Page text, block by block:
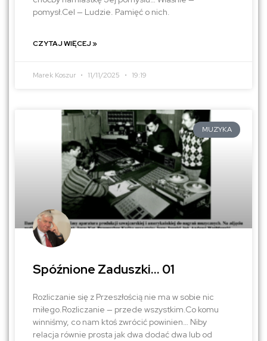
pomysł.Cel — Ludzie. Pamięć o nich.
CZYTAJ WIĘCEJ »
Marek Koszur 11/11/2025 19:19
MUZYKA
Spóźnione Zaduszki… 01
Rozliczanie się z Przeszłością nie ma w sobie nic
miłego.Rozliczanie — przede wszystkim.Co komu
winniśmy, co nam ktoś zwrócić powinien… Niby
relacja równie prosta jak dwa dodać dwa lub od